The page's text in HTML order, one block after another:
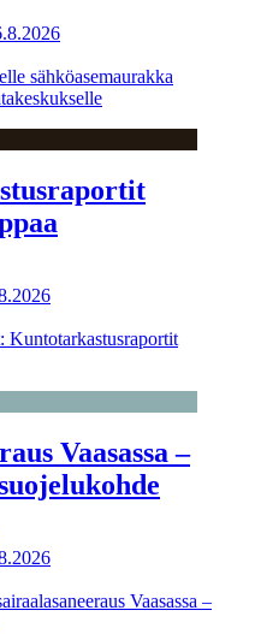
sähköasemaurakka
Vaasassa –
Vaasassa –